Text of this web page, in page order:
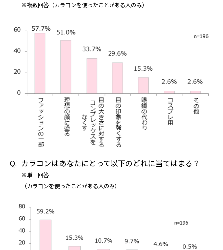
※複数回答（カラコンを使ったことがある人のみ）
カラコンはあなたにとって以下のどれに当てはまる？
※単一回答
（カラコンを使ったことがある人のみ）